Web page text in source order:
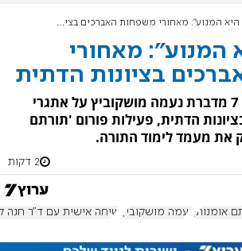
המנוע": מאחורי משפחות האברכים בציונות הדתית
המנוע": מאחורי
בציונות הדתית
בריאיון באולפן ערוץ 7 מדברת נעמה מושקוביץ על אתגרי
הדתית, פעילות פורום 'תורתם
את מעמד לימוד התורה.
2 דקות
אומנותן נעמה מושקוביץ שיחה אישית עם ד"ר חנה